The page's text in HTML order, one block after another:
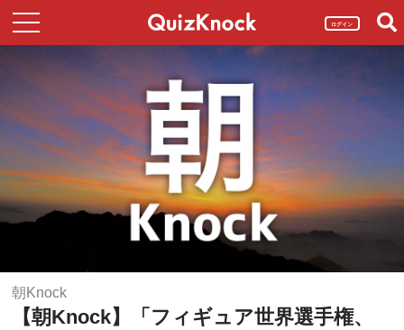
ログイン
朝Knock
【朝Knock】「フィギュア世界選手権、